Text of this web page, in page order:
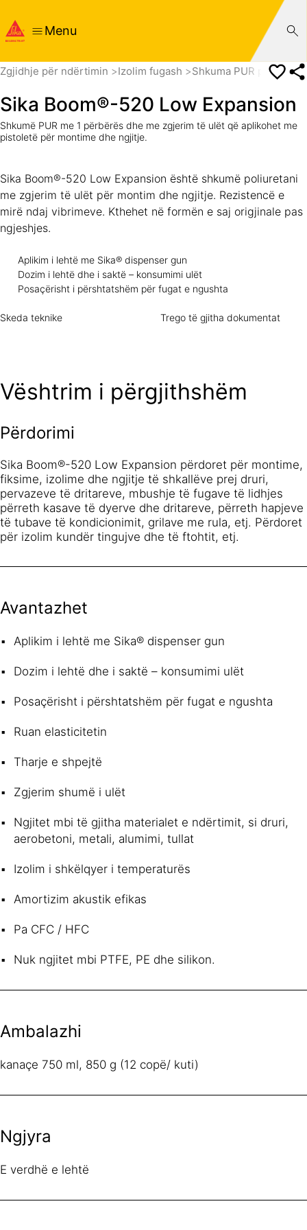
Menu
Zgjidhje për ndërtimin Izolim fugash Shkuma PUR për
Sika Boom®-520 Low Expansion
Shkumë PUR me 1 përbërës dhe me zgjerim të ulët që aplikohet me
pistoletë për montime dhe ngjitje.
Sika Boom®-520 Low Expansion është shkumë poliuretani
me zgjerim të ulët për montim dhe ngjitje. Rezistencë e
mirë ndaj vibrimeve. Kthehet në formën e saj origjinale pas
ngjeshjes.
Aplikim i lehtë me Sika® dispenser gun
Dozim i lehtë dhe i saktë – konsumimi ulët
Posaçërisht i përshtatshëm për fugat e ngushta
Skeda teknike Trego të gjitha dokumentat
Vështrim i përgjithshëm
Përdorimi
Sika Boom®-520 Low Expansion përdoret për montime,
fiksime, izolime dhe ngjitje të shkallëve prej druri,
pervazeve të dritareve, mbushje të fugave të lidhjes
përreth kasave të dyerve dhe dritareve, përreth hapjeve
të tubave të kondicionimit, grilave me rula, etj. Përdoret
për izolim kundër tingujve dhe të ftohtit, etj.
Avantazhet
Aplikim i lehtë me Sika® dispenser gun
Dozim i lehtë dhe i saktë – konsumimi ulët
Posaçërisht i përshtatshëm për fugat e ngushta
Ruan elasticitetin
Tharje e shpejtë
Zgjerim shumë i ulët
Ngjitet mbi të gjitha materialet e ndërtimit, si druri,
aerobetoni, metali, alumimi, tullat
Izolim i shkëlqyer i temperaturës
Amortizim akustik efikas
Pa CFC / HFC
Nuk ngjitet mbi PTFE, PE dhe silikon.
Ambalazhi
kanaçe 750 ml, 850 g (12 copë/ kuti)
Ngjyra
E verdhë e lehtë